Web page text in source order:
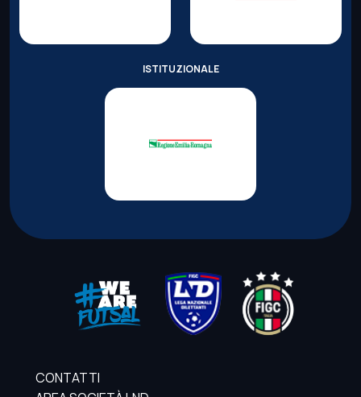
ISTITUZIONALE
CONTATTI